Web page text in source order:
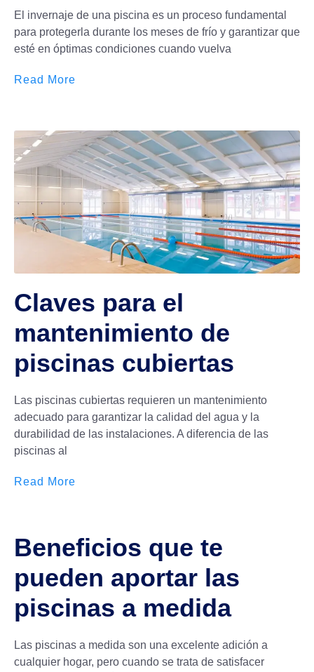
El invernaje de una piscina es un proceso fundamental
para protegerla durante los meses de frío y garantizar que
esté en óptimas condiciones cuando vuelva
Read More
Claves para el
mantenimiento de
piscinas cubiertas
Las piscinas cubiertas requieren un mantenimiento
adecuado para garantizar la calidad del agua y la
durabilidad de las instalaciones. A diferencia de las
piscinas al
Read More
Beneficios que te
pueden aportar las
piscinas a medida
Las piscinas a medida son una excelente adición a
cualquier hogar, pero cuando se trata de satisfacer